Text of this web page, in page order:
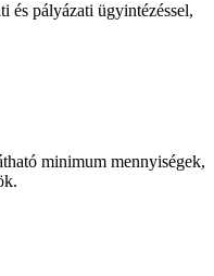
és pályázati ügyintézéssel,
minimum mennyiségek,